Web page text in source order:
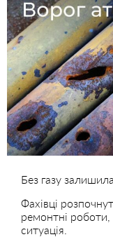
Без газу
Фахівці
ремонтні
ситуація.